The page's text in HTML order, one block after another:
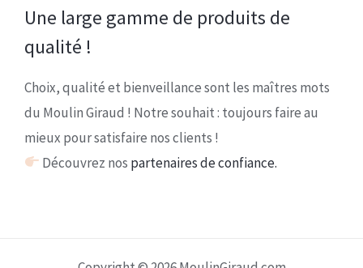
Une large gamme de produits de
qualité !
Choix, qualité et bienveillance sont les maîtres mots
du Moulin Giraud ! Notre souhait : toujours faire au
mieux pour satisfaire nos clients !
Découvrez nos partenaires de confiance.